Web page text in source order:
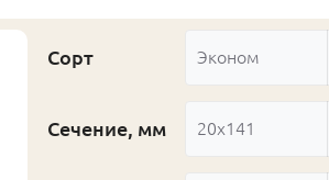
Сорт Эконом
Сечение, мм 20x141